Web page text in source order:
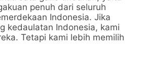
penuh dari seluruh
Indonesia. Jika
kedaulatan Indonesia, kami
Tetapi kami lebih memilih